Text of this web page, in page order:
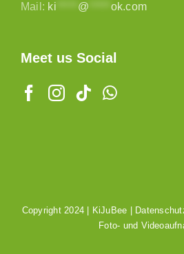
Mail: ki @ ok.com
Meet us Social
Copyright 2024 | KiJuBee
Foto- und